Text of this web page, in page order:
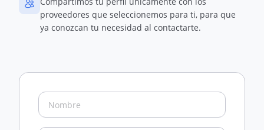
proveedores que seleccionemos para ti, para que
ya conozcan tu necesidad al contactarte.